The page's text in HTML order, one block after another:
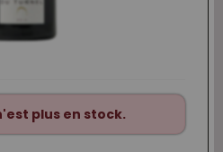
plus en stock.